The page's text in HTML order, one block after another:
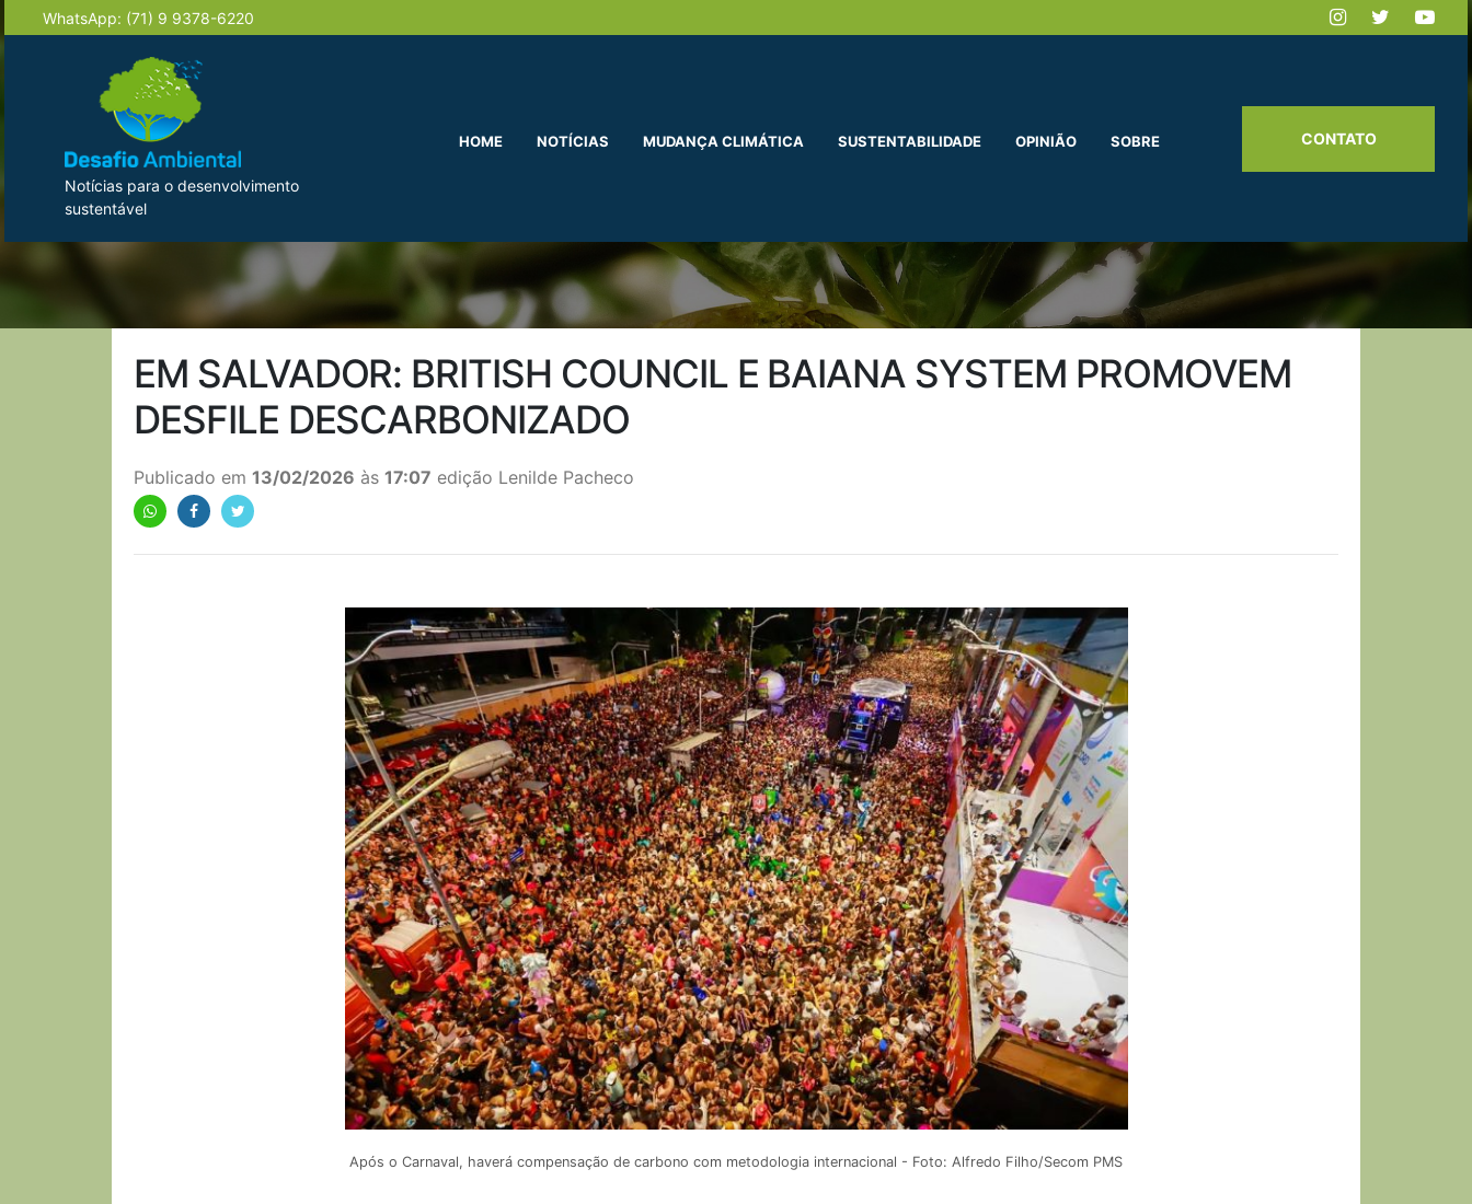
WhatsApp: (71) 9 9378-6220
Notícias para o desenvolvimento
sustentável
HOME NOTÍCIAS MUDANÇA CLIMÁTICA SUSTENTABILIDADE OPINIÃO SOBRE CONTATO
EM SALVADOR: BRITISH COUNCIL E BAIANA SYSTEM PROMOVEM
DESFILE DESCARBONIZADO
Publicado em 13/02/2026 às 17:07 edição Lenilde Pacheco
Após o Carnaval, haverá compensação de carbono com metodologia internacional - Foto: Alfredo Filho/Secom PMS